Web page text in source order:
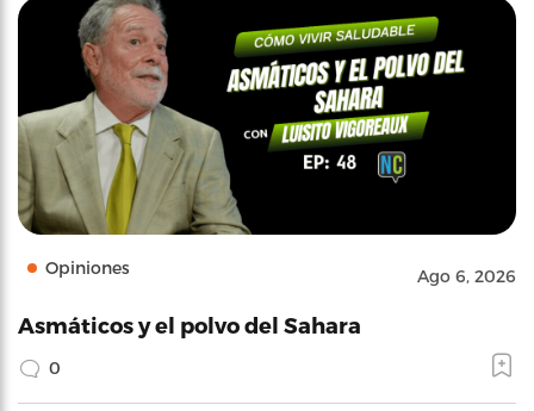
Opiniones Ago 6, 2026
Asmáticos y el polvo del Sahara
0